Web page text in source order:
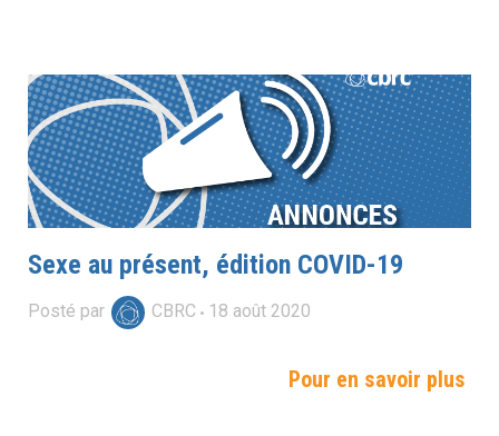
Sexe au présent, édition COVID-19
Posté par CBRC 18 août 2020
Pour en savoir plus